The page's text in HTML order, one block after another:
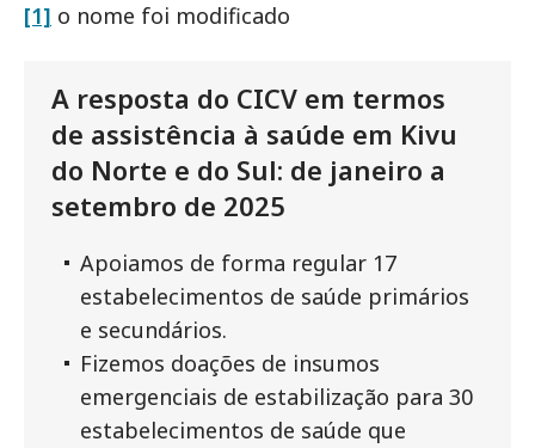
[1] o nome foi modificado
A resposta do CICV em termos
de assistência à saúde em Kivu
do Norte e do Sul: de janeiro a
setembro de 2025
Apoiamos de forma regular 17
estabelecimentos de saúde primários
e secundários.
Fizemos doações de insumos
emergenciais de estabilização para 30
estabelecimentos de saúde que